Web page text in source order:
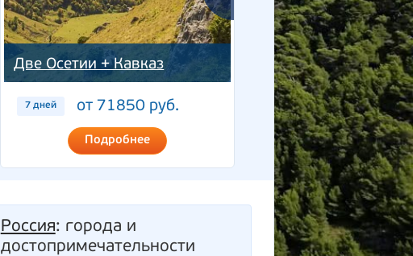
Две Осетии + Кавказ
7 дней от 71850 руб.
Подробнее
Две Осетии
5 дней от 68050
Подробнее
Россия: города и
достопримечательности